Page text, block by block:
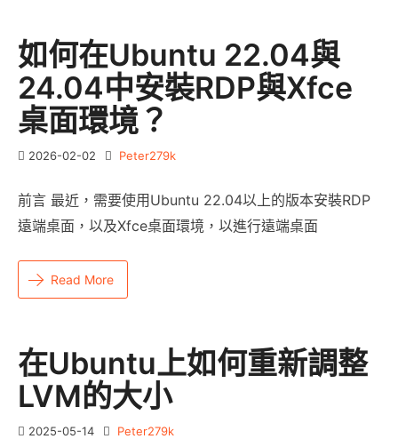
如何在Ubuntu 22.04與
24.04中安裝RDP與Xfce
桌面環境？
2026-02-02 Peter279k
前言 最近，需要使用Ubuntu 22.04以上的版本安裝RDP
遠端桌面，以及Xfce桌面環境，以進行遠端桌面
Read More
在Ubuntu上如何重新調整
LVM的大小
2025-05-14 Peter279k